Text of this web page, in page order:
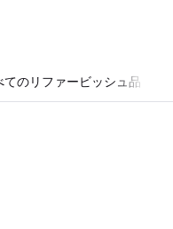
てのリファービッシュ品